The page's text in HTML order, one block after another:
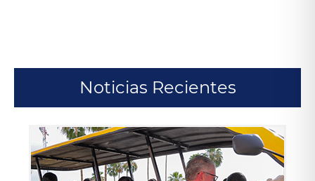
Noticias Recientes